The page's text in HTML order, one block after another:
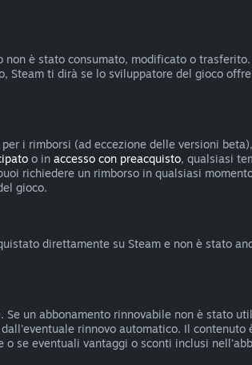
è stato consumato, modificato o
Steam ti dirà se lo sviluppatore del gioco
i rimborsi (ad eccezione delle versioni
o in accesso con preacquisto, qualsiasi
richiedere un rimborso in qualsiasi
gioco.
direttamente su Steam e non è stato
Se un abbonamento rinnovabile non è stato
rinnovo automatico. Il contenuto
se eventuali vantaggi o sconti inclusi